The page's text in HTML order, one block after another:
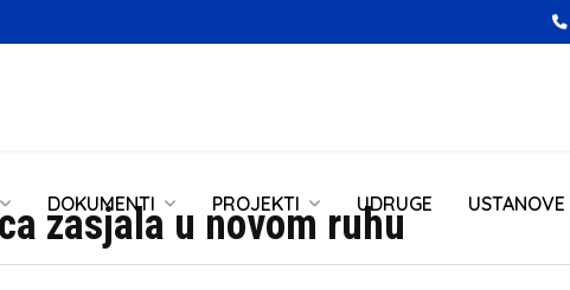
DOKUMENTI PROJEKTI UDRUGE USTANOVE
zasjala u novom ruhu